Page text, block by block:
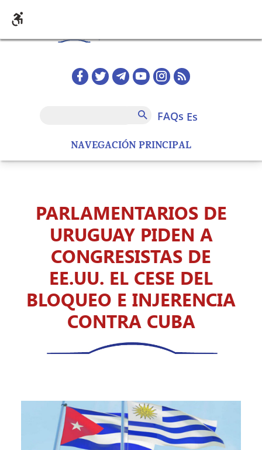
NAVEGACIÓN PRINCIPAL
Redes sociales home
FAQs
FAQs es
PARLAMENTARIOS DE
URUGUAY PIDEN A
CONGRESISTAS DE
EE.UU. EL CESE DEL
BLOQUEO E INJERENCIA
CONTRA CUBA